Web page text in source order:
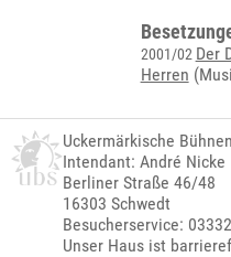
2001/02 Der
Herren
Uckermärkische
Intendant: André Nicke
Berliner Straße 46/48
16303 Schwedt
Besucherservice:
Unser Haus ist